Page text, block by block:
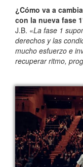
¿Cómo va a
con la nueva fase
J.B. «La fase 1
derechos y las
mucho esfuerzo e
recuperar ritmo,